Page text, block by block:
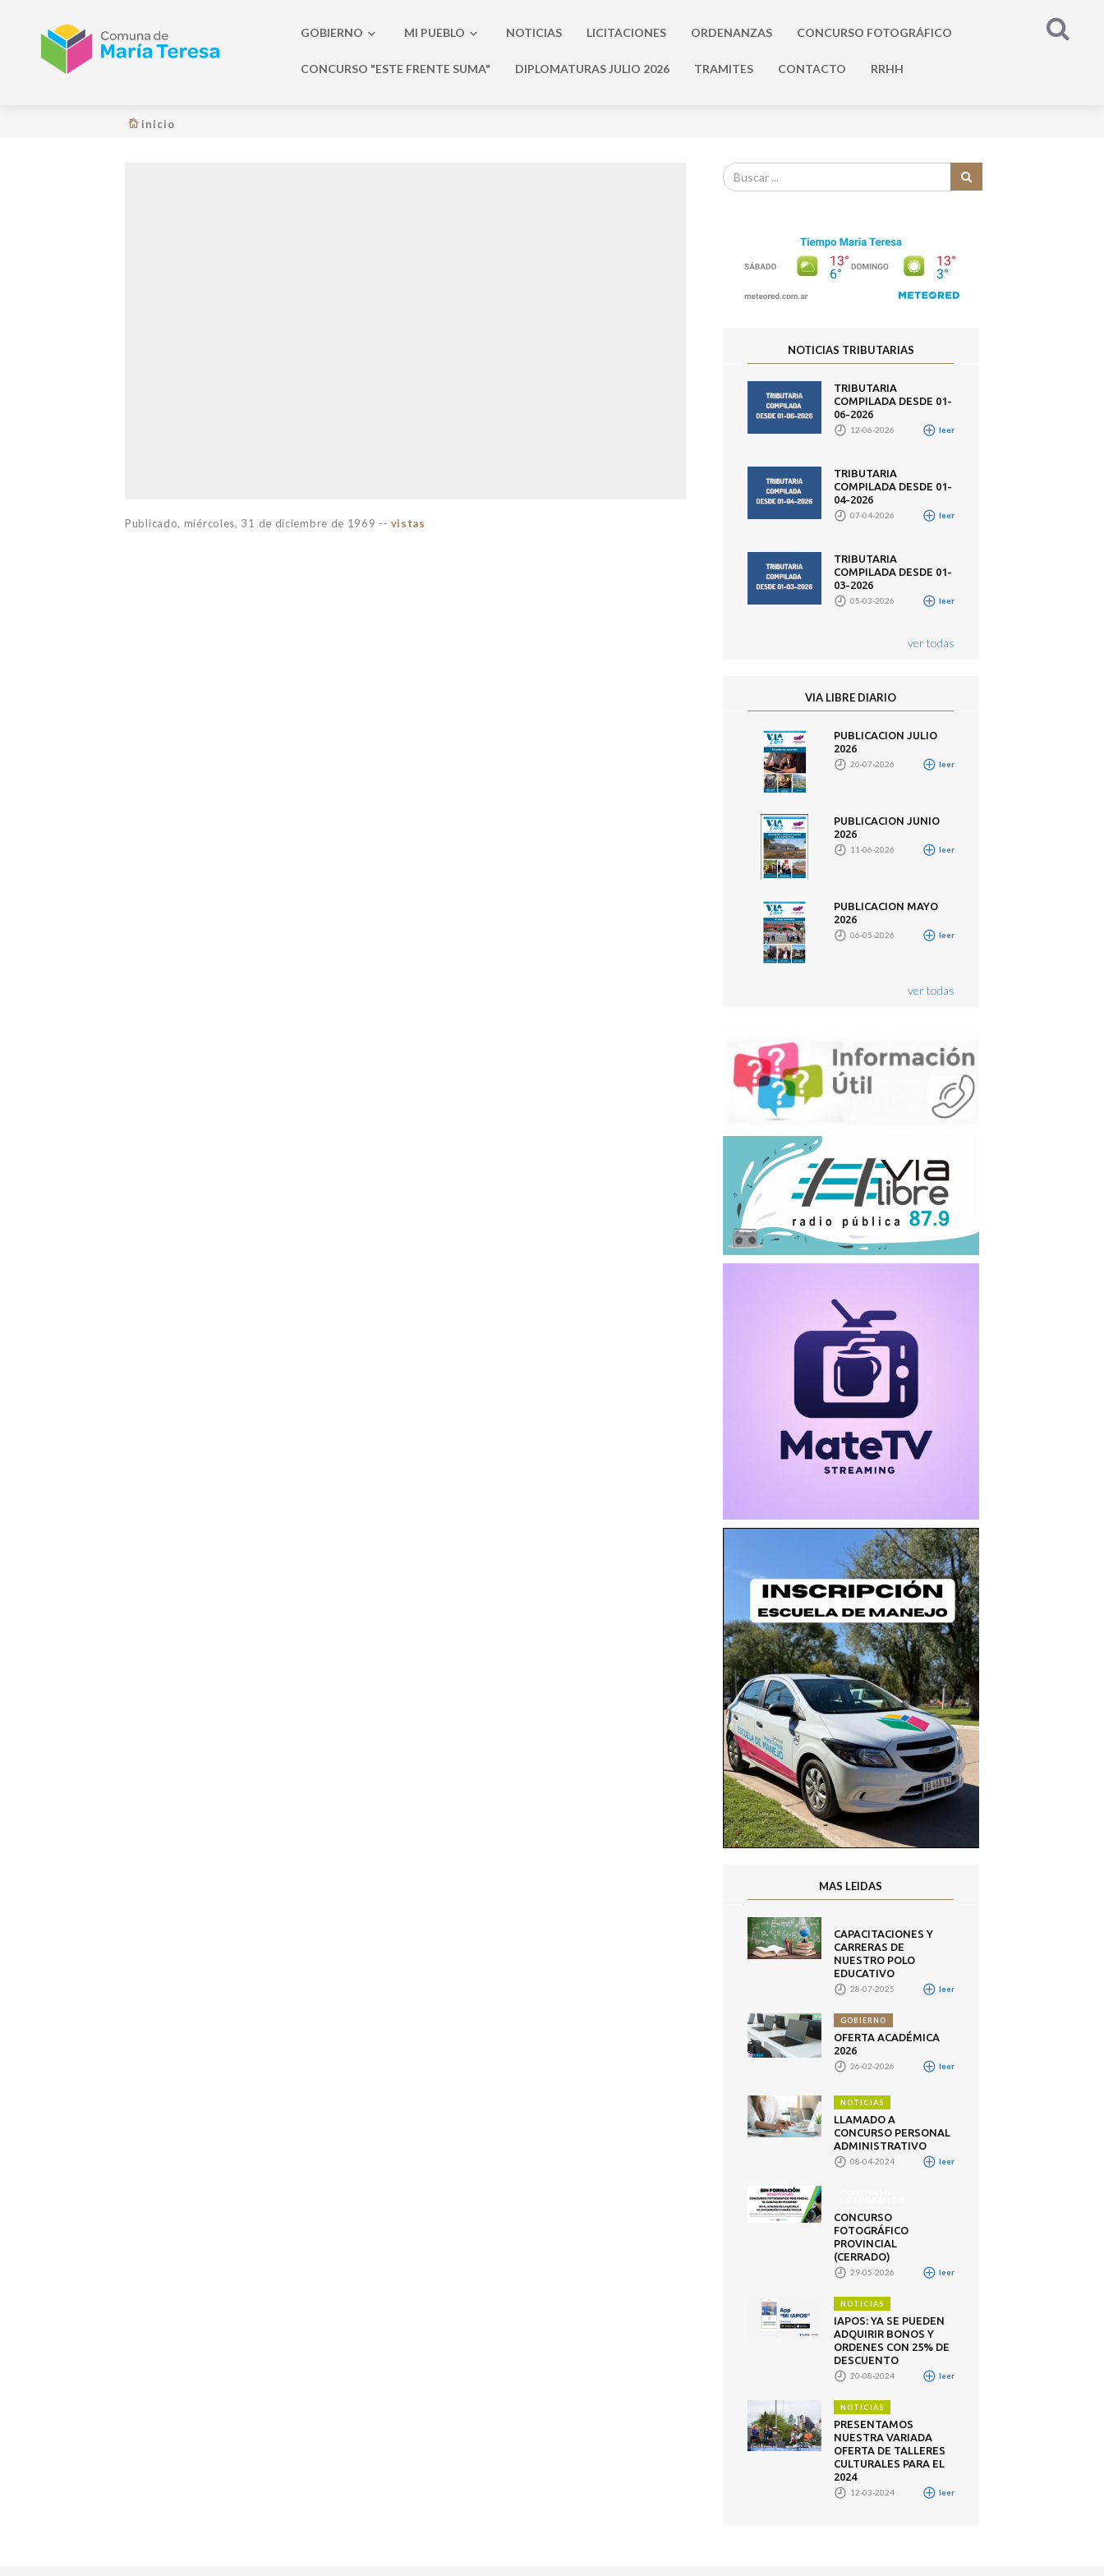
GOBIERNO MI PUEBLO NOTICIAS LICITACIONES ORDENANZAS CONCURSO FOTOGRÁFICO
CONCURSO "ESTE FRENTE SUMA" DIPLOMATURAS JULIO 2026 TRAMITES CONTACTO RRHH
inicio
Publicado, miércoles, 31 de diciembre de 1969 -- vistas
NOTICIAS TRIBUTARIAS
TRIBUTARIA
COMPILADA DESDE 01-
06-2026
12-06-2026 leer
TRIBUTARIA
COMPILADA DESDE 01-
04-2026
07-04-2026 leer
TRIBUTARIA
COMPILADA DESDE 01-
03-2026
05-03-2026 leer
ver todas
VIA LIBRE DIARIO
PUBLICACION JULIO
2026
20-07-2026 leer
PUBLICACION JUNIO
2026
11-06-2026 leer
PUBLICACION MAYO
2026
06-05-2026 leer
ver todas
MAS LEIDAS
CAPACITACIONES Y
CARRERAS DE
NUESTRO POLO
EDUCATIVO
28-07-2025 leer
GOBIERNO
OFERTA ACADÉMICA
2026
26-02-2026 leer
NOTICIAS
LLAMADO A
CONCURSO PERSONAL
ADMINISTRATIVO
08-04-2024 leer
CONCURSO
FOTOGRÁFICO
PROVINCIAL
(CERRADO)
29-05-2026 leer
NOTICIAS
IAPOS: YA SE PUEDEN
ADQUIRIR BONOS Y
ORDENES CON 25% DE
DESCUENTO
20-08-2024 leer
NOTICIAS
PRESENTAMOS
NUESTRA VARIADA
OFERTA DE TALLERES
CULTURALES PARA EL
2024
12-03-2024 leer